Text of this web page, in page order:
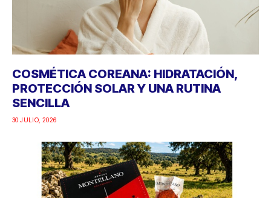
COSMÉTICA COREANA: HIDRATACIÓN,
PROTECCIÓN SOLAR Y UNA RUTINA
SENCILLA
30 JULIO, 2026